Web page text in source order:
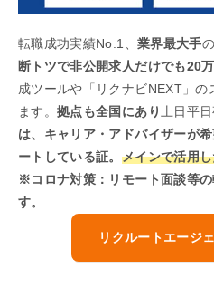
転職成功実績No.1、 業界最大手
断トツで非公開求人だけでも20
成ツールや「リクナビNEXT」の
ます。拠点も全国にあり 土日平日
は、キャリア・アドバイザーが
ートしている証。 メインで活用
※コロナ対策：リモート面談等
す。
リクルートエージ